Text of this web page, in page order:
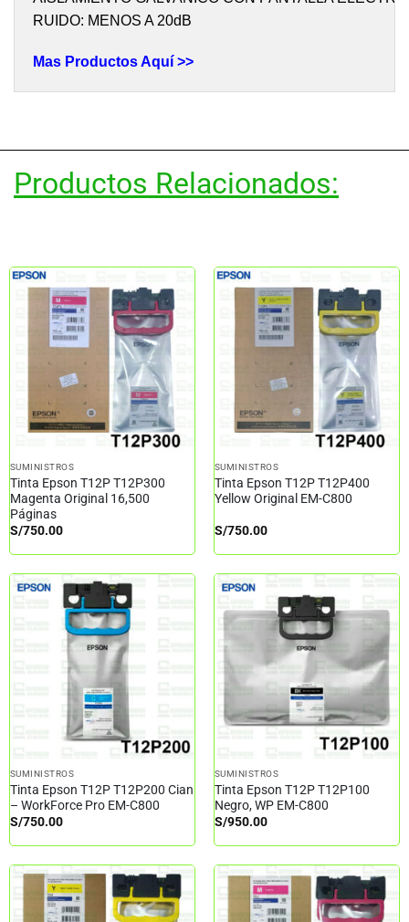
RUIDO: MENOS A 20dB
Mas Productos Aquí >>
Productos Relacionados:
SUMINISTROS
Tinta Epson T12P T12P300
Magenta Original 16,500
Páginas
S/750.00
SUMINISTROS
Tinta Epson T12P T12P400
Yellow Original EM-C800
S/750.00
SUMINISTROS
Tinta Epson T12P T12P200 Cian
– WorkForce Pro EM-C800
S/750.00
SUMINISTROS
Tinta Epson T12P T12P100
Negro, WP EM-C800
S/950.00